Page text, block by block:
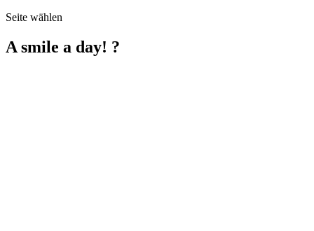
Seite wählen
A smile a day! ?